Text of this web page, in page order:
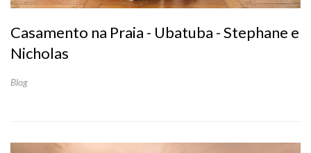
Casamento na Praia - Ubatuba - Stephane e
Nicholas
Blog